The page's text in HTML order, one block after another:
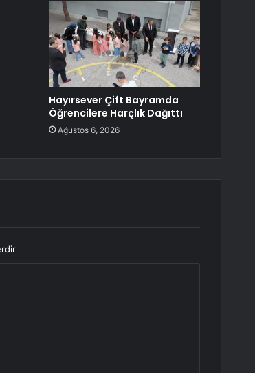
Hayırsever Çift Bayramda
Öğrencilere Harçlık Dağıttı
Ağustos 6, 2026